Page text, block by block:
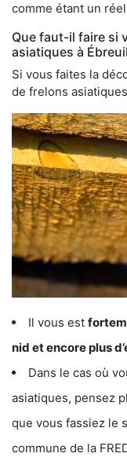
comme étant un
Que faut-il faire si
asiatiques à
Si vous faites la
de frelons
Il vous est
nid et encore plus
Dans le cas où
asiatiques, pensez
que vous fassiez le
commune de la